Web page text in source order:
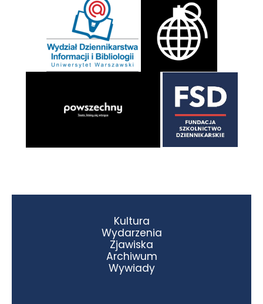
Kultura
Wydarzenia
Zjawiska
Archiwum
Wywiady